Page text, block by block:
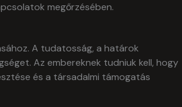
megőrzésében.
A tudatosság, a határok
Az embereknek tudniuk kell, hogy
és a társadalmi támogatás